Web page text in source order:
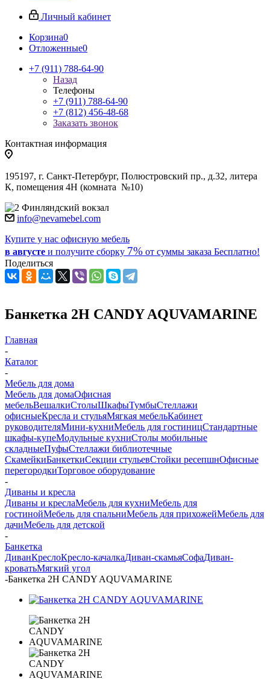
Личный кабинет
Корзина0
Отложенные0
+7 (911) 788-64-90
Назад
Телефоны
+7 (911) 788-64-90
+7 (812) 456-48-68
Заказать звонок
Контактная информация
195197, г. Санкт-Петербург, Полюстровский пр., д.32, литера
К, помещения 4Н (комната №10)
Финляндский вокзал
info@nevamebel.com
Купите у нас офисную мебель
в августе и получите сборку 7% от суммы заказа Бесплатно!
Поделиться
Банкетка 2Н CANDY AQUVAMARINE
Главная
-
Каталог
-
Мебель для дома
Мебель для домаОфисная
мебельВешалкиСтолыШкафыТумбыСтеллажи
офисныеКресла и стульяМягкая мебельКабинет
руководителяМини-кухниМебель для гостиницСтандартные
шкафы-купеМодульные кухниСтолы мобильные
складныеПуфыСтеллажи библиотечные
СкамейкиБанкеткиСекции стульевСтойки ресепшнОфисные
перегородкиТорговое оборудование
-
Диваны и кресла
Диваны и креслаМебель для кухниМебель для
гостинойМебель для спальниМебель для прихожейМебель для
дачиМебель для детской
-
Банкетка
ДиванКреслоКресло-качалкаДиван-скамьяСофаДиван-
кроватьМягкий угол
-Банкетка 2Н CANDY AQUVAMARINE